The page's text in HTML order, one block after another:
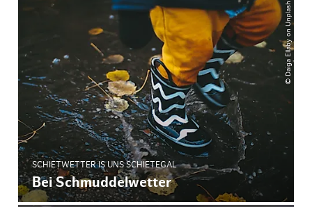
© Daiga Ellaby on Unplash
SCHIETWETTER IS UNS SCHIETEGAL
Bei Schmuddelwetter